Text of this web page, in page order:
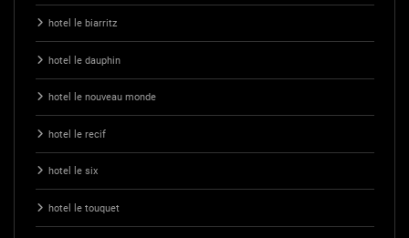
hotel le biarritz
hotel le dauphin
hotel le nouveau monde
hotel le recif
hotel le six
hotel le touquet